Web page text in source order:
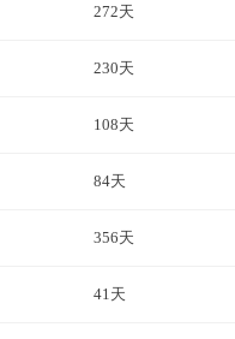
272天
230天
108天
84天
356天
41天